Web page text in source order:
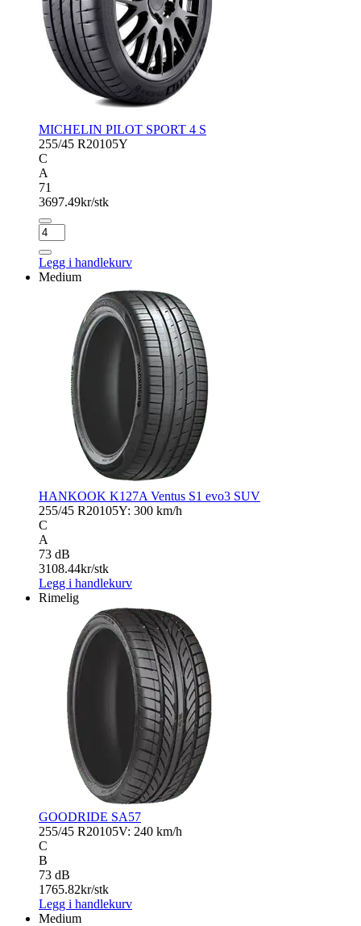
MICHELIN PILOT SPORT 4 S
255/45 R20105Y
C
A
71
3697.49kr/stk
MICHELIN
PILOT
SPORT
4
Legg i handlekurv
Medium
HANKOOK K127A Ventus S1 evo3 SUV
255/45 R20105Y: 300 km/h
C
A
73 dB
3108.44kr/stk
Legg i handlekurv
Rimelig
GOODRIDE SA57
255/45 R20105V: 240 km/h
C
B
73 dB
1765.82kr/stk
Legg i handlekurv
Medium